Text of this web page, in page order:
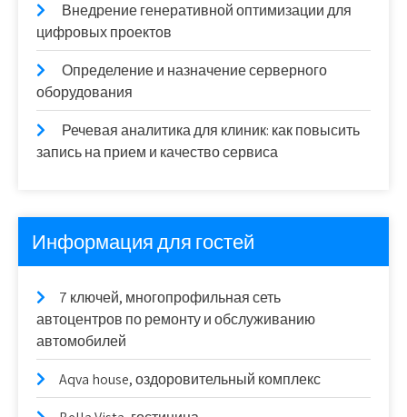
Внедрение генеративной оптимизации для
цифровых проектов
Определение и назначение серверного
оборудования
Речевая аналитика для клиник: как повысить
запись на прием и качество сервиса
Информация для гостей
7 ключей, многопрофильная сеть
автоцентров по ремонту и обслуживанию
автомобилей
Aqva house, оздоровительный комплекс